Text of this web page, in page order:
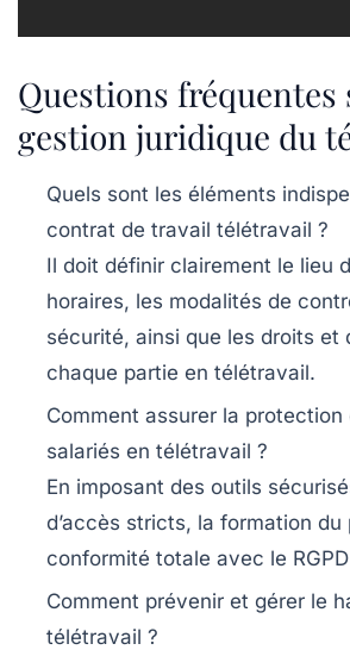
Questions fréquentes
gestion juridique du
Quels sont les éléments
contrat de travail télétravail ?
Il doit définir clairement le lieu
horaires, les modalités de
sécurité, ainsi que les droits et
chaque partie en télétravail.
Comment assurer la protection
salariés en télétravail ?
En imposant des outils
d’accès stricts, la formation du
conformité totale avec le
Comment prévenir et gérer le
télétravail ?